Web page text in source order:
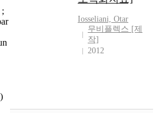
;
Iosseliani, Otar
무비플렉스 [제
작]
2012